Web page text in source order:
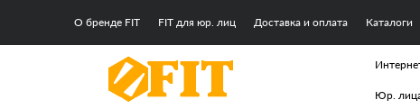
О бренде FIT FIT для юр. лиц Доставка и оплата Каталоги
Юр.